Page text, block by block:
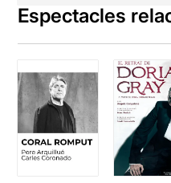
Espectacles